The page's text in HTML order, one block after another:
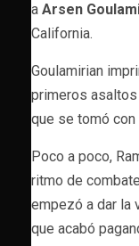
a Arsen
California.
Goulamirian
primeros asaltos
que se tomó
Poco a poco,
ritmo de
empezó a dar la
que acabó